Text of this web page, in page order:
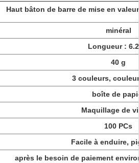
Haut bâton de barre de mise en
minéral
Longueur :
40 g
3 couleurs,
boîte de
Maquillage de
100 PCs
Facile à enduire,
après le besoin de paiement